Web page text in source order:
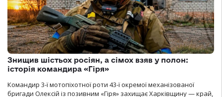
Знищив шістьох росіян, а сімох взяв у полон:
історія командира «Гіря»
Командир 3-ї мотопіхотної роти 43-ї окремої механізованої
бригади Олексій із позивним «Гіря» захищає Харківщину — край,